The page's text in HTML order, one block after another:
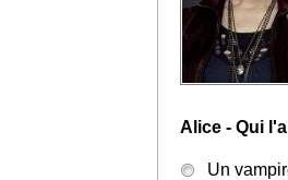
Emmett - A
20 ans